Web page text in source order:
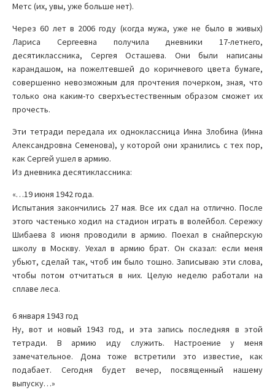
Метс (их, увы, уже больше нет).
Через 60 лет в 2006 году (когда мужа, уже не было в живых)
Лариса Сергеевна получила дневники 17-летнего,
десятиклассника, Сергея Осташева. Они были написаны
карандашом, на пожелтевшей до коричневого цвета бумаге,
совершенно невозможным для прочтения почерком, зная, что
только она каким-то сверхъестественным образом сможет их
прочесть.
Эти тетради передала их одноклассница Инна Злобина (Инна
Александровна Семенова), у которой они хранились с тех пор,
как Сергей ушел в армию.
Из дневника десятиклассника:
«…19 июня 1942 года.
Испытания закончились 27 мая. Все их сдал на отлично. После
этого частенько ходил на стадион играть в волейбол. Сережку
Шибаева 8 июня проводили в армию. Поехал в снайперскую
школу в Москву. Уехал в армию брат. Он сказал: если меня
убьют, сделай так, чтоб им было тошно. Записываю эти слова,
чтобы потом отчитаться в них. Целую неделю работали на
сплаве леса.
6 января 1943 год
Ну, вот и новый 1943 год, и эта запись последняя в этой
тетради. В армию иду служить. Настроение у меня
замечательное. Дома тоже встретили это известие, как
подабает. Сегодня будет вечер, посвященный нашему
выпуску…»